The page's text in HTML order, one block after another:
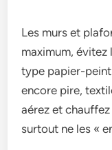
Les murs et
maximum, évitez
type papier-
encore pire,
aérez et
surtout ne les «